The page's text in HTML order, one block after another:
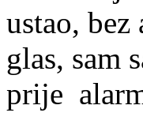
ustao,
glas, sam
prije